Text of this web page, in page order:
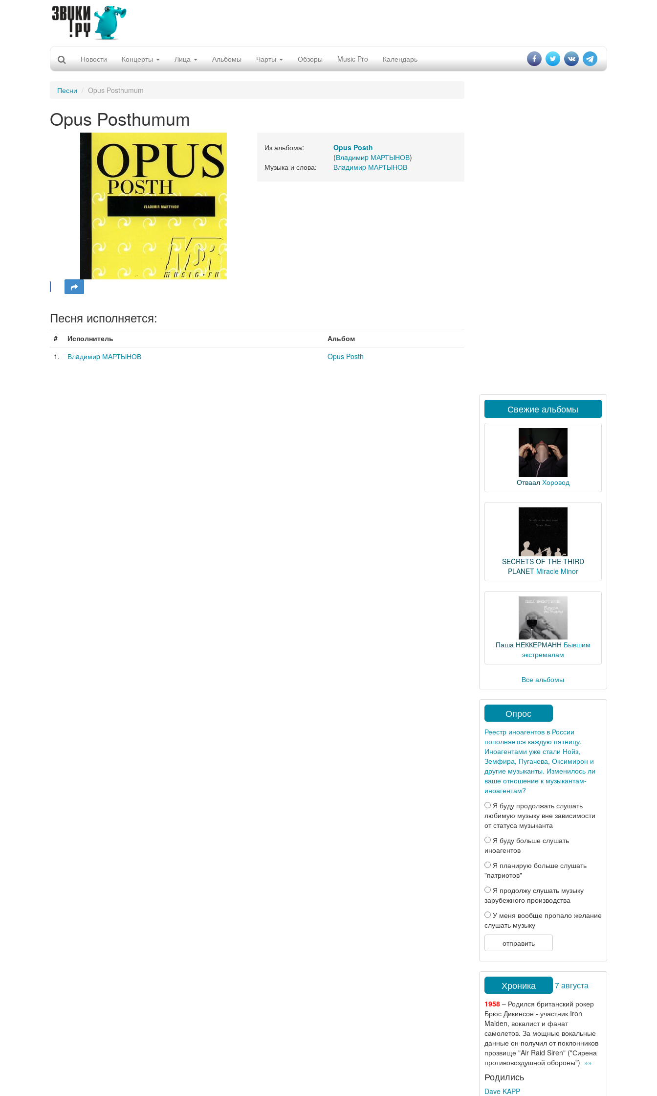
Новости Концерты Лица Альбомы Чарты Обзоры Music Pro Календарь
Песни Opus Posthumum
Opus Posthumum
Из альбома:
Opus Posth
(Влaдимиp МАРТЫНОВ)
Музыка и слова:
Влaдимиp МАРТЫНОВ
Песня исполняется:
# Исполнитель
Альбом
1.
Влaдимиp МАРТЫНОВ Opus Posth
Свежие альбомы
Отваал Хоровод
SECRETS OF THE THIRD
PLANET Miracle Minor
Паша НЕККЕРМАНН Бывшим
экстремалам
Все альбомы
Опрос
Реестр иноагентов в России
пополняется каждую пятницу.
Иноагентами уже стали Нойз,
Земфира, Пугачева, Оксимирон и
другие музыканты. Изменилось ли
ваше отношение к музыкантам-
иноагентам?
Я буду продолжать слушать
любимую музыку вне зависимости
от статуса музыканта
Я буду больше слушать
иноагентов
Я планирую больше слушать
"патриотов"
Я продолжу слушать музыку
зарубежного производства
У меня вообще пропало желание
слушать музыку
отправить
Хроника 7 августа
1958– Родился британский рокер
Брюс Дикинсон - участник Iron
Maiden, вокалист и фанат
самолетов. За мощные вокальные
данные он получил от поклонников
прозвище "Air Raid Siren" ("Сирена
противовоздушной обороны") »»
Родились
Dave KAPP